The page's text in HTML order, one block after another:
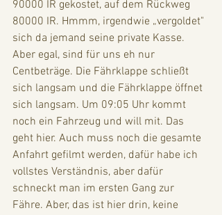
90000 IR gekostet, auf dem Rückweg
80000 IR. Hmmm, irgendwie „vergoldet"
sich da jemand seine private Kasse.
Aber egal, sind für uns eh nur
Centbeträge. Die Fährklappe schließt
sich langsam und die Fährklappe öffnet
sich langsam. Um 09:05 Uhr kommt
noch ein Fahrzeug und will mit. Das
geht hier. Auch muss noch die gesamte
Anfahrt gefilmt werden, dafür habe ich
vollstes Verständnis, aber dafür
schneckt man im ersten Gang zur
Fähre. Aber, das ist hier drin, keine